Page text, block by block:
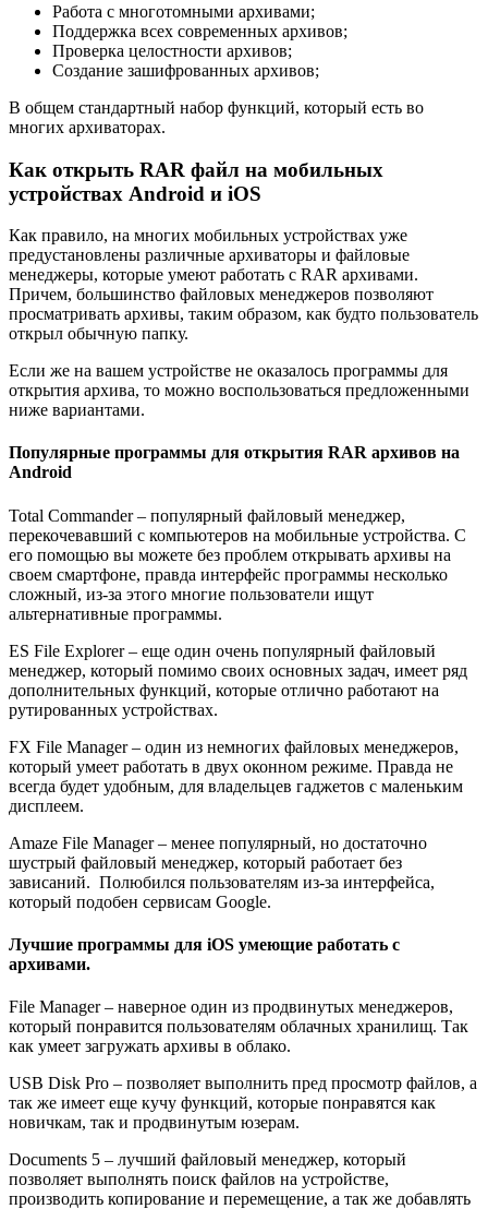
Работа с многотомными архивами;
Поддержка всех современных архивов;
Проверка целостности архивов;
Создание зашифрованных архивов;
В общем стандартный набор функций, который есть во
многих архиваторах.
Как открыть RAR файл на мобильных
устройствах Android и iOS
Как правило, на многих мобильных устройствах уже
предустановлены различные архиваторы и файловые
менеджеры, которые умеют работать с RAR архивами.
Причем, большинство файловых менеджеров позволяют
просматривать архивы, таким образом, как будто пользователь
открыл обычную папку.
Если же на вашем устройстве не оказалось программы для
открытия архива, то можно воспользоваться предложенными
ниже вариантами.
Популярные программы для открытия RAR архивов на
Android
Total Commander– популярный файловый менеджер,
перекочевавший с компьютеров на мобильные устройства. С
его помощью вы можете без проблем открывать архивы на
своем смартфоне, правда интерфейс программы несколько
сложный, из-за этого многие пользователи ищут
альтернативные программы.
ES File Explorer– еще один очень популярный файловый
менеджер, который помимо своих основных задач, имеет ряд
дополнительных функций, которые отлично работают на
рутированных устройствах.
FX File Manager– один из немногих файловых менеджеров,
который умеет работать в двух оконном режиме. Правда не
всегда будет удобным, для владельцев гаджетов с маленьким
дисплеем.
Amaze File Manager– менее популярный, но достаточно
шустрый файловый менеджер, который работает без
зависаний. Полюбился пользователям из-за интерфейса,
который подобен сервисам Google.
Лучшие программы для iOS умеющие работать с
архивами.
File Manager– наверное один из продвинутых менеджеров,
который понравится пользователям облачных хранилищ. Так
как умеет загружать архивы в облако.
USB Disk Pro – позволяет выполнить пред просмотр файлов, а
так же имеет еще кучу функций, которые понравятся как
новичкам, так и продвинутым юзерам.
Documents 5 – лучший файловый менеджер, который
позволяет выполнять поиск файлов на устройстве,
производить копирование и перемещение, а так же добавлять